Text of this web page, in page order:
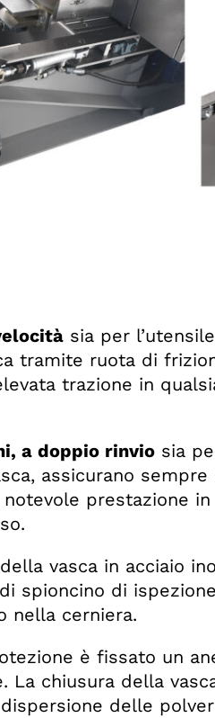
sia per
tramite ruota di
trazione in
a doppio rinviosia
assicurano sempre
prestazione in
vasca in acciaio
spioncino di
nella cerniera.
è fissato un
La chiusura della
delle